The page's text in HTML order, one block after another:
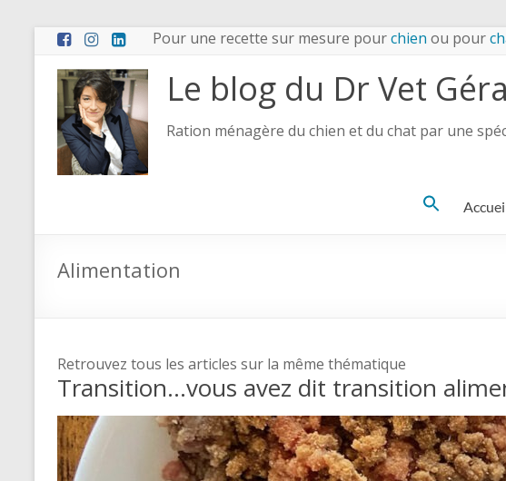
Pour une recette sur mesure pourchien ou pour
Le blog du Dr Vet
Ration ménagère du chien et du chat par une
Search
Alimentation
Retrouvez tous les articles sur la même thématique
Transition…vous avez dit transition